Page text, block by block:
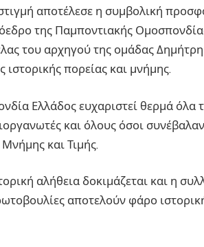
αποτέλεσε η συμβολική
της Παμποντιακής
του αρχηγού της ομάδας Δημήτρη
ιστορικής πορείας και μνήμης.
Ελλάδος ευχαριστεί θερμά όλα
και όλους όσοι
και Τιμής.
αλήθεια δοκιμάζεται και η
αποτελούν φάρο